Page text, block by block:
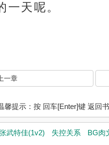
一天呢。
上一章
馨提示：按 回车[Enter]键 返回
武特佳(1v2) 失控关系 BG肉